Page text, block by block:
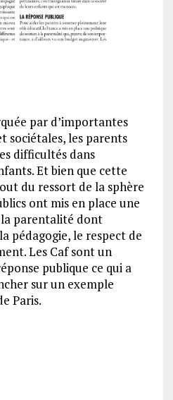
par d’importantes
sociétales, les parents
difficultés dans
Et bien que cette
du ressort de la sphère
ont mis en place une
parentalité dont
pédagogie, le respect de
Les Caf sont un
publique ce qui a
sur un exemple
Paris.